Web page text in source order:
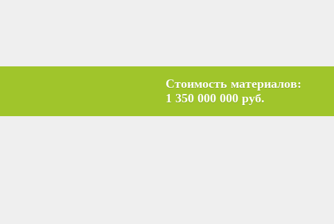
Стоимость материалов:
1 350 000 000 руб.